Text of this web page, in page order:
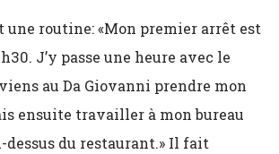
une routine: «Mon premier arrêt est
J’y passe une heure avec le
au Da Giovanni prendre mon
ensuite travailler à mon bureau
dessus du restaurant.» Il fait